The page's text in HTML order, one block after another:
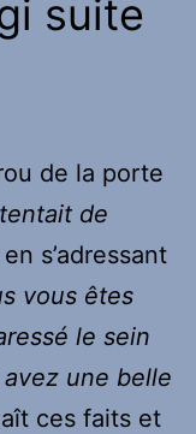
suite
de la porte
de
s’adressant
vous êtes
le sein
une belle
ces faits et